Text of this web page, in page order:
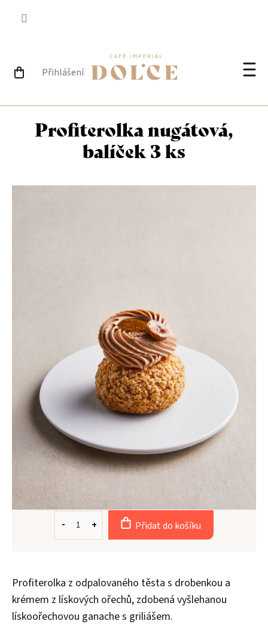
KOŠÍK
Přihlášení
Profiterolka nugátová,
balíček 3 ks
Přidat do košíku
Profiterolka z odpalovaného těsta s drobenkou a
krémem z lískových ořechů, zdobená vyšlehanou
lískoořechovou ganache s griliášem.